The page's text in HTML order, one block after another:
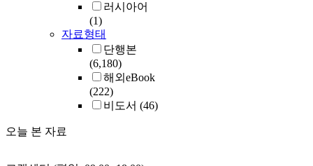
러시아어
(1)
자료형태
단행본
(6,180)
해외eBook
(222)
비도서 (46)
오늘 본 자료